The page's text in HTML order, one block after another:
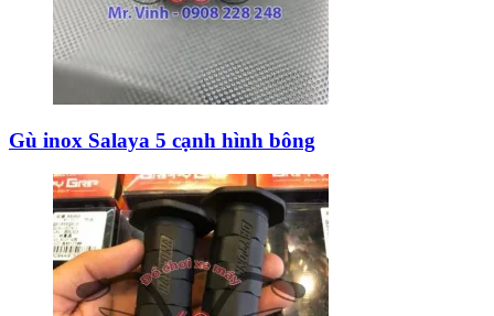
Gù inox Salaya 5 cạnh hình bông